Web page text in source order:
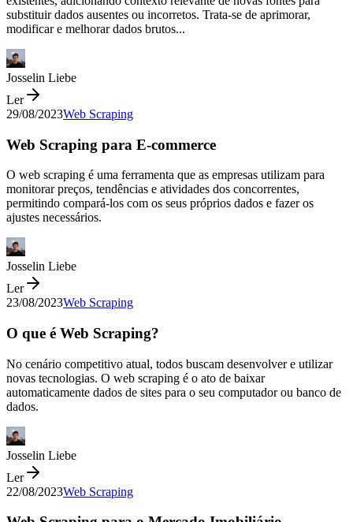
substituir dados ausentes ou incorretos. Trata-se de aprimorar,
modificar e melhorar dados brutos...
Josselin Liebe
Ler
29/08/2023Web Scraping
Web Scraping para E-commerce
O web scraping é uma ferramenta que as empresas utilizam para
monitorar preços, tendências e atividades dos concorrentes,
permitindo compará-los com os seus próprios dados e fazer os
ajustes necessários.
Josselin Liebe
Ler
23/08/2023Web Scraping
O que é Web Scraping?
No cenário competitivo atual, todos buscam desenvolver e utilizar
novas tecnologias. O web scraping é o ato de baixar
automaticamente dados de sites para o seu computador ou banco de
dados.
Josselin Liebe
Ler
22/08/2023Web Scraping